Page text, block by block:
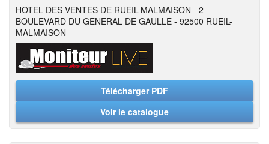
HOTEL DES VENTES DE RUEIL-MALMAISON - 2
BOULEVARD DU GENERAL DE GAULLE - 92500 RUEIL-
MALMAISON
Télécharger PDF
Voir le catalogue